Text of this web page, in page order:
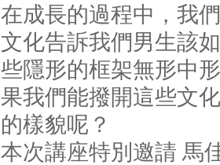
在成長的過程中，我
文化告訴我們男生該
些隱形的框架無形中
果我們能撥開這些文
的樣貌呢？
本次講座特別邀請 馬